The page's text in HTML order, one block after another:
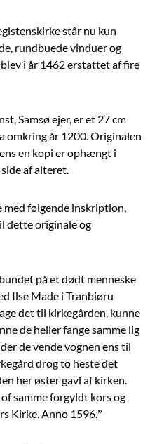
står nu kun
rundbuede vinduer og
i år 1462 erstattet af fire
Samsø ejer, er et 27 cm
omkring år 1200. Originalen
en kopi er ophængt i
af alteret.
følgende inskription,
dette originale og
på et dødt menneske
Ilse Made i Tranbiøru
det til kirkegården, kunne
de heller fange samme lig
de vende vognen ens til
drog to heste det
her øster gavl af kirken.
samme forgyldt kors og
Kirke. Anno 1596.”